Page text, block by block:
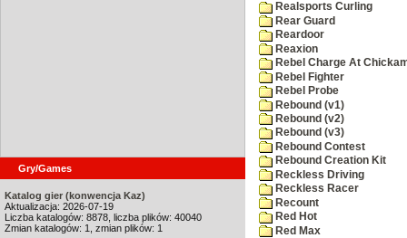
Gry/Games
Katalog gier (konwencja Kaz)
Aktualizacja: 2026-07-19
Liczba katalogów: 8878, liczba plików: 40040
Zmian katalogów: 1, zmian plików: 1
Realsports Curling
Rear Guard
Reardoor
Reaxion
Rebel Charge At
Rebel Fighter
Rebel Probe
Rebound (v1)
Rebound (v2)
Rebound (v3)
Rebound Contest
Rebound Creation Kit
Reckless Driving
Reckless Racer
Recount
Red Hot
Red Max